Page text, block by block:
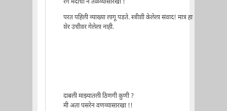
रंग मेंदीचा न तळव्यासारखा !
परत पहिली व्याख्या लागू पडते. स्त्रीशी केलेला संवाद! मात्र हा
शेर उंचीवर गेलेला नाही.
दाबली माझ्यातली ठिणगी कुणी ?
मी अता पसरेन वणव्यासारखा !!